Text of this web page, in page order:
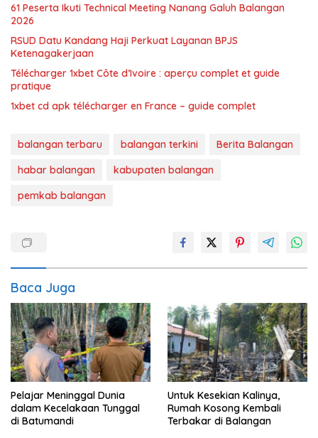
61 Peserta Ikuti Technical Meeting Nanang Galuh Balangan
2026
RSUD Datu Kandang Haji Perkuat Layanan BPJS
Ketenagakerjaan
Télécharger 1xbet Côte d’Ivoire : aperçu complet et guide
pratique
1xbet cd apk télécharger en France – guide complet
balangan terbaru balangan terkini
Berita Balangan
habar balangan
kabupaten balangan
pemkab balangan
Baca Juga
Pelajar Meninggal Dunia
dalam Kecelakaan Tunggal
di Batumandi
Untuk Kesekian Kalinya,
Rumah Kosong Kembali
Terbakar di Balangan